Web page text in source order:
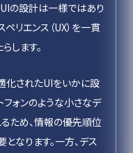
の設計は一様ではあり
リエンス（UX）を一貫
します。
化されたUIをいかに設
フォンのような小さなデ
ため、情報の優先順位
なります。一方、デス